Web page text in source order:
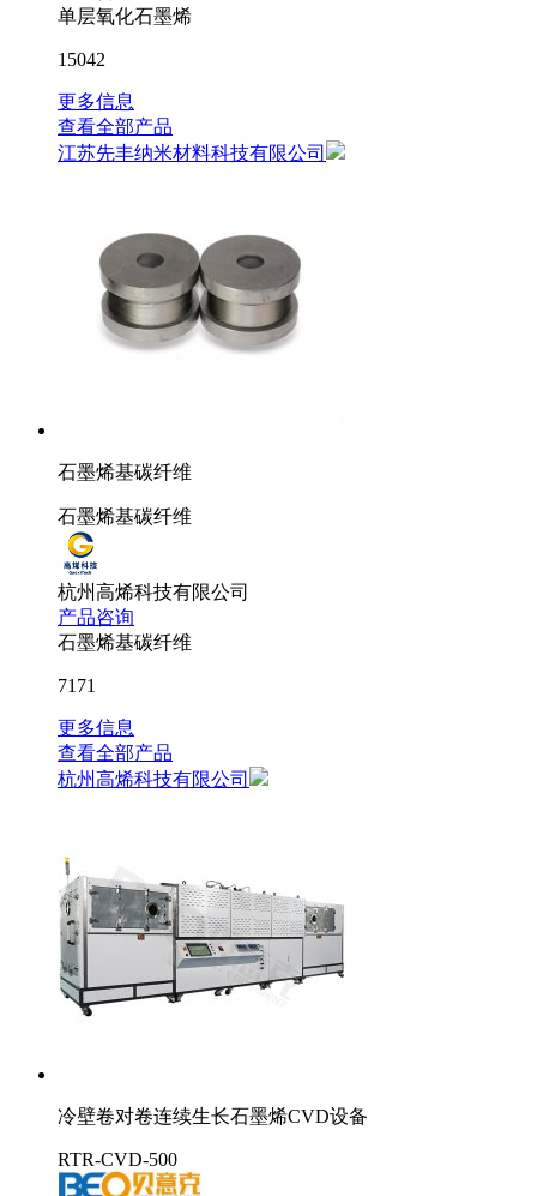
单层氧化石墨烯
15042
更多信息
查看全部产品
江苏先丰纳米材料科技有限公司
石墨烯基碳纤维
石墨烯基碳纤维
杭州高烯科技有限公司
产品咨询
石墨烯基碳纤维
7171
更多信息
查看全部产品
杭州高烯科技有限公司
冷壁卷对卷连续生长石墨烯CVD设备
RTR-CVD-500